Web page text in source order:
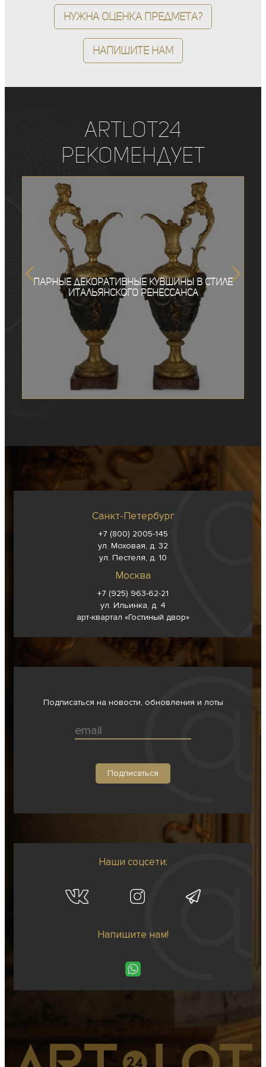
Нужна оценка предмета?
Напишите нам
ArtLot24
рекомендует
Парные декоративные кувшины в стиле
итальянского ренессанса
Санкт-Петербург
+7 (800) 2005-145
ул. Моховая, д. 32
ул. Пестеля, д. 10
Москва
+7 (925) 963-62-21
ул. Ильинка, д. 4
арт-квартал «Гостиный двор»
Подписаться на новости, обновления и лоты
Наши соцсети:
Напишите нам!